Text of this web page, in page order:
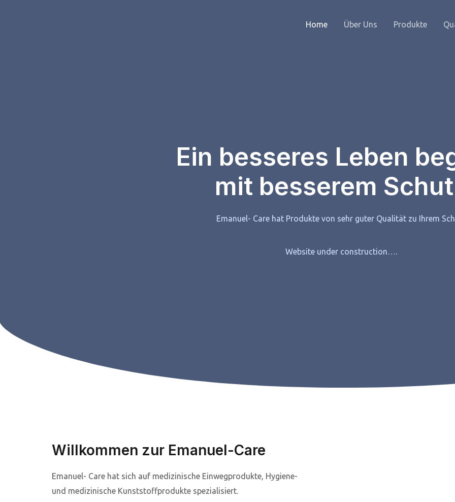
Home Über Uns Produkte
Ein besseres Leben
mit besserem
Emanuel- Care hat Produkte von sehr guter Qualität zu Ihrem
Website under construction….
Willkommen zur Emanuel-Care
Emanuel- Care hat sich auf medizinische Einwegprodukte, Hygiene-
und medizinische Kunststoffprodukte spezialisiert.